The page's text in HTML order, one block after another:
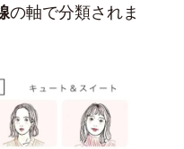
の軸で分類されま